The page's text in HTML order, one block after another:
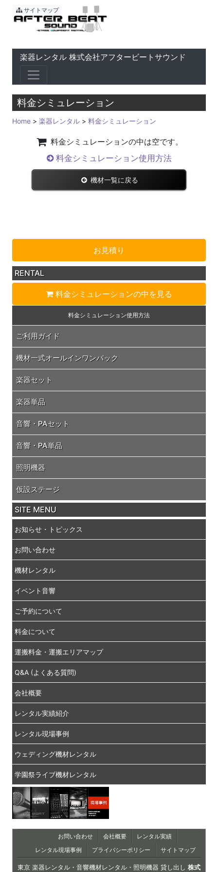
東京 音響会社・PA・楽器レ
サイトマップ
楽器レンタル 株式会社アフタービートサウンド
料金シミュレーション
Home > 楽器レンタル > 料金シミュレーション
料金シミュレーションの中は空です。
料金シミュレーション使用方法
機材一覧に戻る
お見積り
RENTAL
料金シミュレーションの中を見る
料金シミュレーション使用方法
ご利用ガイド
機材一式オールインワンパック
楽器セット
楽器単品
音響・PAセット
音響・PA単品
照明機器
仮設ステージ
SITE MENU
お知らせ・トピックス
お問い合わせ
機材レンタル
イベント音響
ご予約について
料金について
運搬料金・運搬エリアマップ
Q&A (よくある質問)
会社概要
レンタル実績紹介
レンタル現場事例
ウェディング機材レンタル
学園祭ライブ機材レンタル
お問い合わせ 会社概要
レンタル実績
レンタル現場事例
プライバシーポリシー サイトマップ
東京 楽器レンタル・音響機材レンタル・照明機器 貸し出し 株式